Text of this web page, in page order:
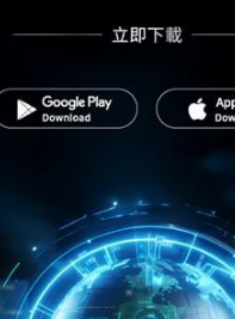
灣總部有著落了｜高通鎖
武的三支箭｜《科技中心
台系IC設計力挺的
展Edge IPC新品
AI晶片管制錯誤 業界